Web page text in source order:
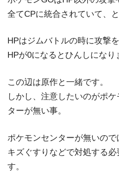
全てCPに統合されていて、
HPはジムバトルの時に攻撃
HPが0になるとひんしになり
この辺は原作と一緒です。
しかし、注意したいのがポ
ターが無い事。
ポケモンセンターが無いので
キズぐすりなどで対処する
す。